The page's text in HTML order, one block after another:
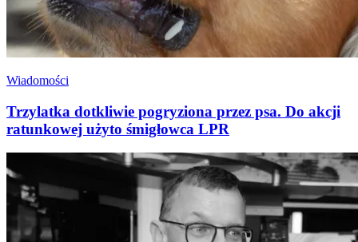
Wiadomości
Trzylatka dotkliwie pogryziona przez psa. Do akcji
ratunkowej użyto śmigłowca LPR